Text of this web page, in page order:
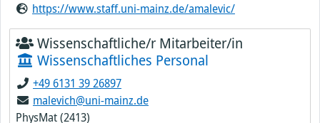
https://www.staff.uni-mainz.de/amalevic/
Wissenschaftliche/r Mitarbeiter/in
Wissenschaftliches Personal
+49 6131 39 26897
malevich@uni-mainz.de
PhysMat (2413)